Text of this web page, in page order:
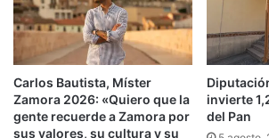
Carlos Bautista, Míster
Zamora 2026: «Quiero que la
gente recuerde a Zamora por
sus valores, su cultura y su
invierte
del Pan